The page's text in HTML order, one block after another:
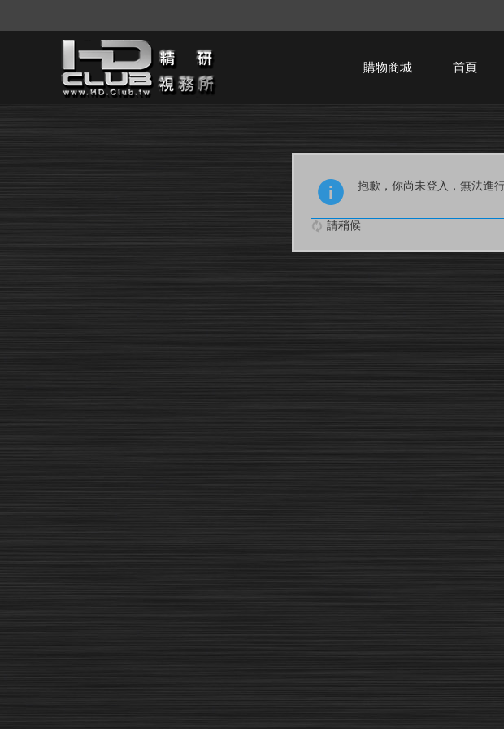
購物商城 首頁
抱歉，你尚未登入，無法進
請稍候...